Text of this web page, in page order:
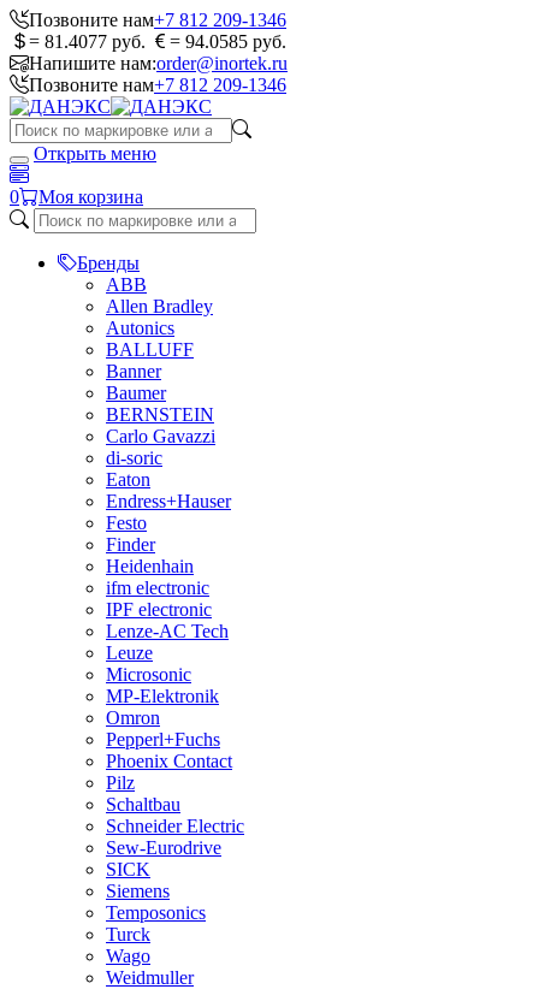
Позвоните нам+7 812 209-1346
= 81.4077 руб.
= 94.0585 руб.
Напишите нам:order@inortek.ru
Позвоните нам+7 812 209-1346
Открыть меню
0 Моя корзина
Бренды
ABB
Allen Bradley
Autonics
BALLUFF
Banner
Baumer
BERNSTEIN
Carlo Gavazzi
di-soric
Eaton
Endress+Hauser
Festo
Finder
Heidenhain
ifm electronic
IPF electronic
Lenze-AC Tech
Leuze
Microsonic
MP-Elektronik
Omron
Pepperl+Fuchs
Phoenix Contact
Pilz
Schaltbau
Schneider Electric
Sew-Eurodrive
SICK
Siemens
Temposonics
Turck
Wago
Weidmuller